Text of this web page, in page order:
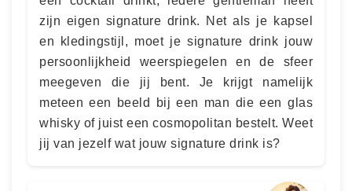
zijn eigen signature drink. Net als je kapsel
en kledingstijl, moet je signature drink jouw
persoonlijkheid weerspiegelen en de sfeer
meegeven die jij bent. Je krijgt namelijk
meteen een beeld bij een man die een glas
whisky of juist een cosmopolitan bestelt. Weet
jij van jezelf wat jouw signature drink is?